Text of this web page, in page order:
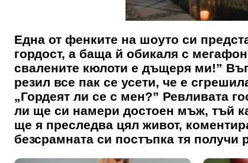
Една от фенките на шоуто си
гордост, а баща й обикаля с
свалените кюлоти е дъщеря ми!”
резил все пак се усети, че е
„Гордеят ли се с мен?” Ревливата
ли ще си намери достоен мъж, тъй
ще я преследва цял живот,
безсрамната си постъпка тя